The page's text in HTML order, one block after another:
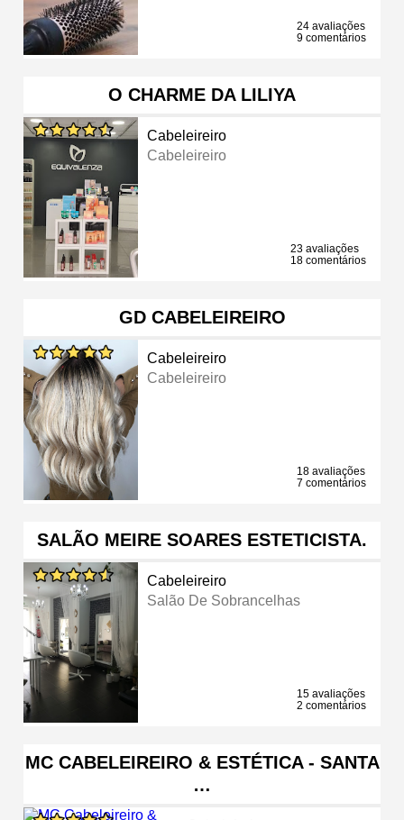
24 avaliações
9 comentários
O CHARME DA LILIYA
Cabeleireiro
Cabeleireiro
23 avaliações
18 comentários
GD CABELEIREIRO
Cabeleireiro
Cabeleireiro
18 avaliações
7 comentários
SALÃO MEIRE SOARES ESTETICISTA.
Cabeleireiro
Salão De Sobrancelhas
15 avaliações
2 comentários
MC CABELEIREIRO & ESTÉTICA - SANTA
…